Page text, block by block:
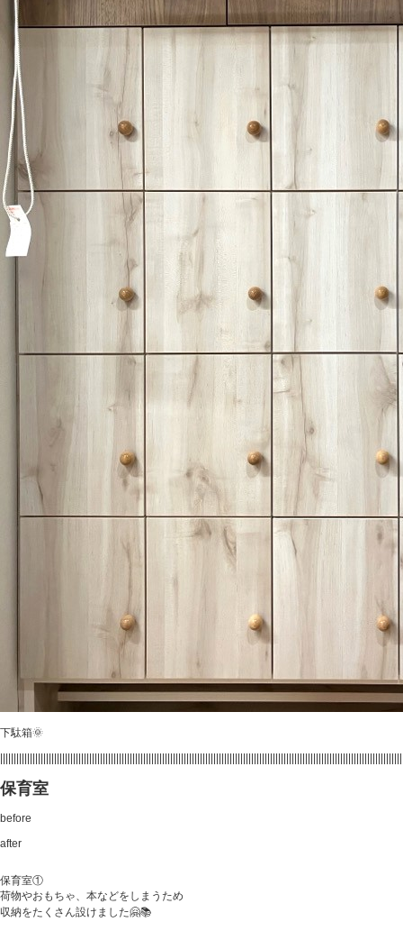
下駄箱🌞
保育室
before
after
保育室①
荷物やおもちゃ、本などをしまうため
収納をたくさん設けました🤗📚